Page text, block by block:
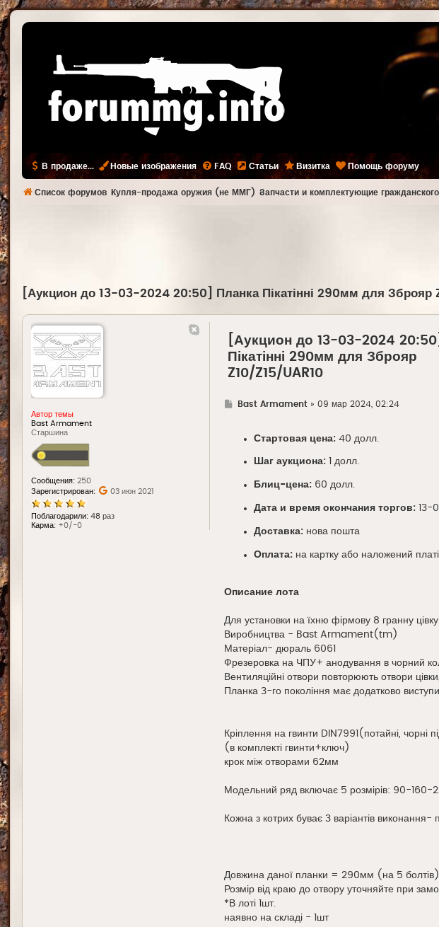
В продаже... Новые изображения FAQ Статьи Визитка Помощь форуму
Список форумов Купля-продажа оружия (не ММГ) Запчасти и комплектующие
[Аукцион до 13-03-2024 20:50] Планка Пікатінні 290мм для Зброяр
Автор темы
Bast Armament
Старшина
Сообщения: 250
Зарегистрирован:
03 июн 2021
Поблагодарили: 48 раз
Карма: +0/-0
[Аукцион до 13-03-2024
Пікатінні 290мм для Зброяр
Z10/Z15/UAR10
ГBast Armament» 09 мар 2024, 02:24
Стартовая цена: 40 долл.
Шаг аукциона: 1 долл.
Блиц-цена: 60 долл.
Дата и время окончания торгов: 13-
Доставка: нова пошта
Оплата: на картку або наложений
Описание лота
Для установки на їхню фірмову 8 гранну цівку.
Виробництва - Bast Armament(tm)
Матеріал- дюраль 6061
Фрезеровка на ЧПУ+ анодування в чорний
Вентиляційні отвори повторюють отвори
Планка 3-го покоління має додатково виступи
Кріплення на гвинти DIN7991(потайні, чорні
(в комплекті гвинти+ключ)
крок між отворами 62мм
Модельний ряд включає 5 розмірів: 90-
Кожна з котрих буває 3 варіантів виконання-
Довжина даної планки = 290мм (на 5 болтів)
Розмір від краю до отвору уточняйте при
*В лоті 1шт.
наявно на складі - 1шт